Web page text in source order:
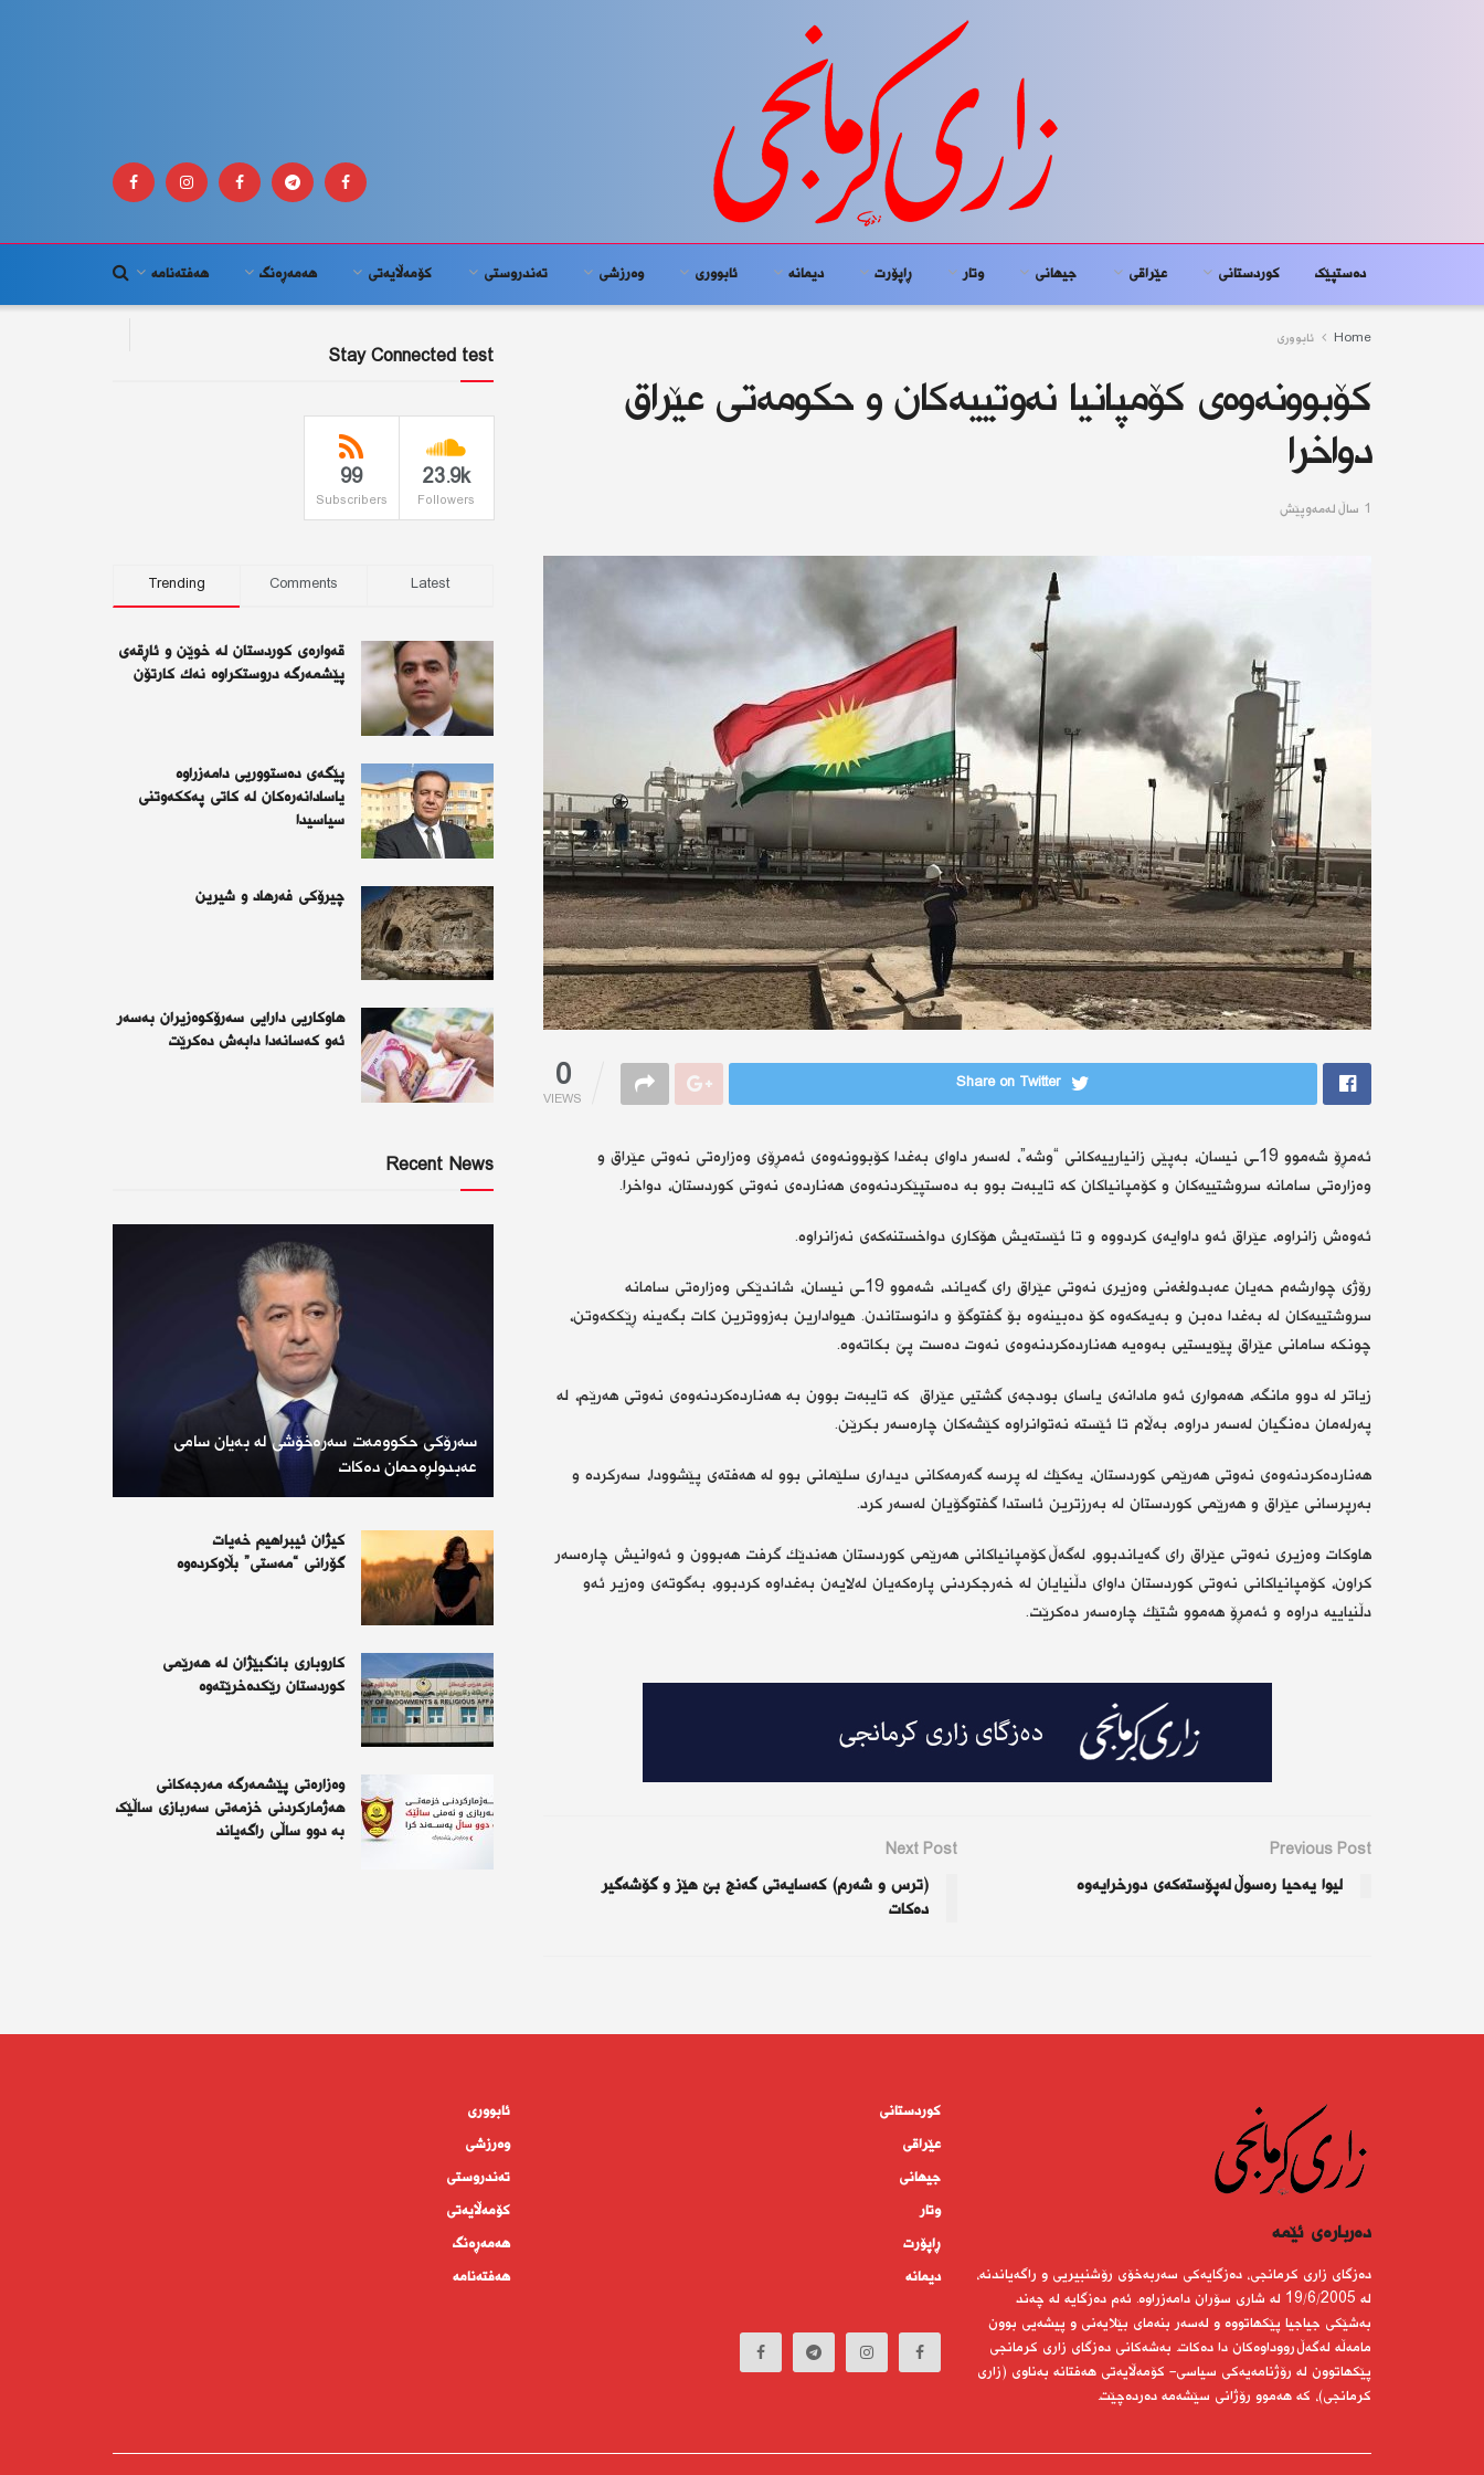
دەستپێک کوردستانى عێراقی جیهانى وتار ڕاپۆرت دیمانە ئابوورى وەرزشی تەندروستى كۆمه‌ڵايه‌تى هەمەڕەنگ هەفتەنامە
Home ئابوورى
كۆبوونەوەی كۆمپانیا نەوتییەكان و حكومەتی عێراق
دواخرا
1 ساڵ له‌مه‌وپێش
0
VIEWS
Share on Twitter
ئەمڕۆ شەموو 19ـی نیسان، بەپێی زانیارییەكانی “وشە”، لەسەر داوای بەغدا كۆبوونەوەی ئەمڕۆی وەزارەتی نەوتی عێراق و
وەزارەتی سامانە سروشتییەكان و كۆمپانیاكان كە تایبەت بوو بە دەستپێكردنەوەی هەناردەی نەوتی كوردستان، دواخرا.
ئەوەش زانراوە، عێراق ئەو داوایەی كردووە و تا ئێستەیش هۆكاری دواخستنەكەی نەزانراوە.
رۆژی چوارشەم حەیان عەبدولغەنی وەزیری نەوتی عێراق رای گەیاند، شەموو 19ـی نیسان، شاندێكی وەزارەتی سامانە
سروشتییەكان لە بەغدا دەبن و بەیەكەوە كۆ دەبینەوە بۆ گفتوگۆ و دانوستاندن. هیوادارین بەزووترین كات بگەینە ڕێككەوتن،
چونكە سامانی عێراق پێویستیی بەوەیە هەناردەكردنەوەی نەوت دەست پێ بكاتەوە.
زیاتر لە دوو مانگە، هەمواری ئەو مادانەی یاسای بودجەی گشتیی عێراق كە تایبەت بوون بە هەناردەكردنەوەی نەوتی هەرێم، لە
پەرلەمان دەنگیان لەسەر دراوە، بەڵام تا ئێستە نەتوانراوە كێشەكان چارەسەر بكرێن.
هەناردەكردنەوەی نەوتی هەرێمی كوردستان، یەكێك لە پرسە گەرمەكانی دیداری سلێمانی بوو لە هەفتەی پێشوودا، سەركردە و
بەرپرسانی عێراق و هەرێمی كوردستان لە بەرزترین ئاستدا گفتوگۆیان لەسەر كرد.
هاوكات وەزیری نەوتی عێراق رای گەیاندبوو، لەگەڵ كۆمپانیاكانی هەرێمی كوردستان هەندێك گرفت هەبوون و ئەوانیش چارەسەر
كراون، كۆمپانیاكانی نەوتی كوردستان داوای دڵنیایان لە خەرجكردنی پارەكەیان لەلایەن بەغداوە كردبوو، بەگوتەی وەزیر ئەو
دڵنیاییە دراوە و ئەمڕۆ هەموو شتێك چارەسەر دەكرێت.
Previous Post
لیوا یەحیا رەسوڵ لەپۆستەکەی دورخرایەوە
Next Post
(ترس و شەرم) كەسایەتی گەنج بێ هێز و گۆشەگیر
دەكات
Stay Connected test
23.9k
Followers
99
Subscribers
Trending Comments Latest
قەوارەی كوردستان لە خوێن و ئاڕقەی
پێشمەرگە دروستكراوە نەك كارتۆن
پێگەی دەستووریی دامەزراوە
یاسادانەرەكان لە كاتی پەككەوتنی
سیاسیدا
چیرۆكی فەرهاد و شیرین
هاوکاریی دارایی سەرۆکوەزیران بەسەر
ئەو كەسانەدا دابەش دەکرێت
Recent News
سەرۆکی حکوومەت سەرەخۆشی لە بەیان سامی
عەبدولڕەحمان دەکات
کیژان ئیبراهیم خەیات
گۆرانی “مەستی” بڵاوکردەوە
کاروباری بانگبێژان لە هەرێمی
کوردستان رێکدەخرێتەوە
وەزارەتی پێشمەرگە مەرجەکانی
هەژمارکردنی خزمەتی سەربازی ساڵێک
بە دوو ساڵی راگەیاند
دەربارەى ئێمە
دەزگای زاری كرمانجی، دەزگایەكی سەربەخۆی رۆشنبیریی و راگەیاندنە،
لە 19/6/2005 لە شاری سۆران دامەزراوە. ئەم دەزگایە لە چەند
بەشێكی جیاجیا پێكهاتووە و لەسەر بنەمای بێلایەنی و پیشەیی بوون
مامەڵە لەگەڵ رووداوەكان دا دەكات. بەشەكانی دەزگای زاری كرمانجی
پێكهاتوون لە رۆژنامەیەكی سیاسی- كۆمەڵایەتی هەفتانە بەناوی (زاری
كرمانجی)، كە هەموو رۆژانی سێشەمە دەردەچێت.
کوردستانى
عێراقی
جیهانى
وتار
ڕاپۆرت
دیمانە
ئابوورى
وەرزشی
تەندروستى
كۆمه‌ڵايه‌تى
هەمەڕەنگ
هەفتەنامە